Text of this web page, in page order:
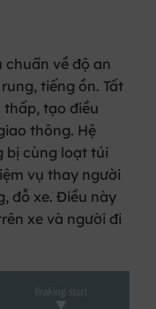
về độ an
tiếng ồn. Tất
thấp, tạo điều
thông. Hệ
bị cùng loạt túi
vụ thay người
đỗ xe. Điều này
xe và người đi